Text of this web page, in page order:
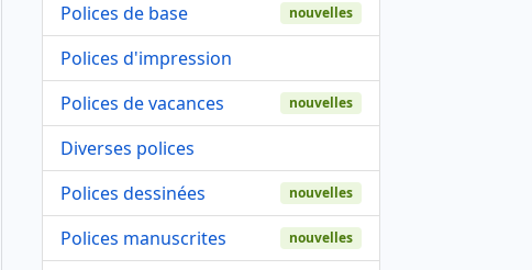
Polices de base nouvelles
Polices d'impression
Polices de vacances
nouvelles
Diverses polices
Polices dessinées
nouvelles
Polices manuscrites nouvelles